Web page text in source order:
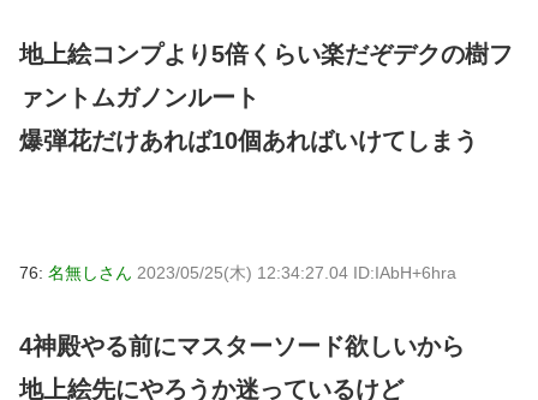
地上絵コンプより5倍くらい楽だぞデクの樹フ
ァントムガノンルート
爆弾花だけあれば10個あればいけてしまう
76: 名無しさん 2023/05/25(木) 12:34:27.04 ID:IAbH+6hra
4神殿やる前にマスターソード欲しいから
地上絵先にやろうか迷っているけど